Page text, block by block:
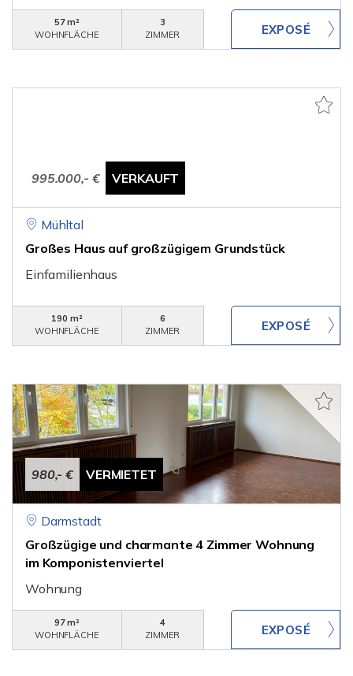
57 m²
WOHNFLÄCHE
3
ZIMMER
995.000,- € VERKAUFT
Mühltal
Großes Haus auf großzügigem Grundstück
Einfamilienhaus
190 m²
WOHNFLÄCHE
6
ZIMMER
980,- € VERMIETET
Darmstadt
Großzügige und charmante 4 Zimmer Wohnung
im Komponistenviertel
Wohnung
97 m²
WOHNFLÄCHE
4
ZIMMER